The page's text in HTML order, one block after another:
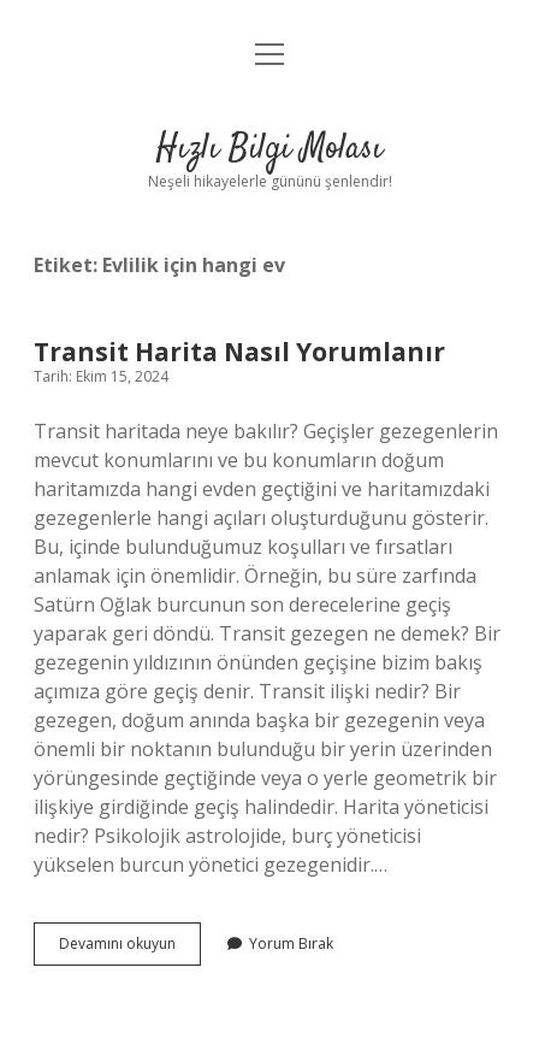
Anasayfa
Yasal Uyarı
menüyü
Hızlı Bilgi Molası
Neşeli hikayelerle gününü şenlendir!
Etiket: Evlilik için hangi ev
Transit Harita Nasıl Yorumlanır
Tarih: Ekim 15, 2024
Transit haritada neye bakılır? Geçişler gezegenlerin
mevcut konumlarını ve bu konumların doğum
haritamızda hangi evden geçtiğini ve haritamızdaki
gezegenlerle hangi açıları oluşturduğunu gösterir.
Bu, içinde bulunduğumuz koşulları ve fırsatları
anlamak için önemlidir. Örneğin, bu süre zarfında
Satürn Oğlak burcunun son derecelerine geçiş
yaparak geri döndü. Transit gezegen ne demek? Bir
gezegenin yıldızının önünden geçişine bizim bakış
açımıza göre geçiş denir. Transit ilişki nedir? Bir
gezegen, doğum anında başka bir gezegenin veya
önemli bir noktanın bulunduğu bir yerin üzerinden
yörüngesinde geçtiğinde veya o yerle geometrik bir
ilişkiye girdiğinde geçiş halindedir. Harita yöneticisi
nedir? Psikolojik astrolojide, burç yöneticisi
yükselen burcun yönetici gezegenidir.…
Devamını okuyun
Harita
Yorum Bırak